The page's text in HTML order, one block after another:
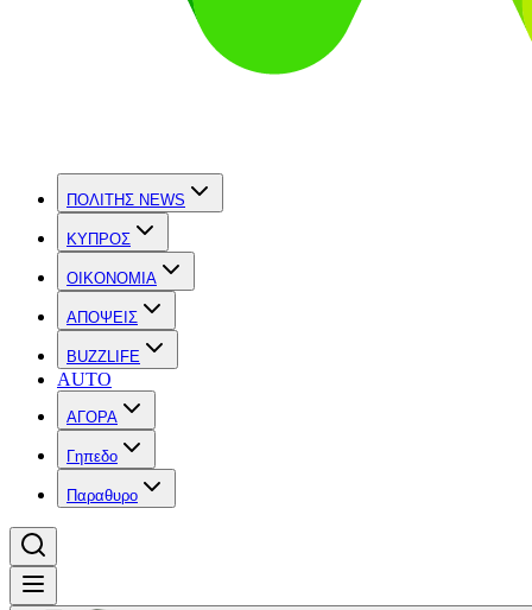
ΠΟΛΙΤΗΣ NEWS
ΚΥΠΡΟΣ
OIKONOMIA
ΑΠΟΨΕΙΣ
BUZZLIFE
AUTO
ΑΓΟΡΑ
Γηπεδο
Παραθυρο